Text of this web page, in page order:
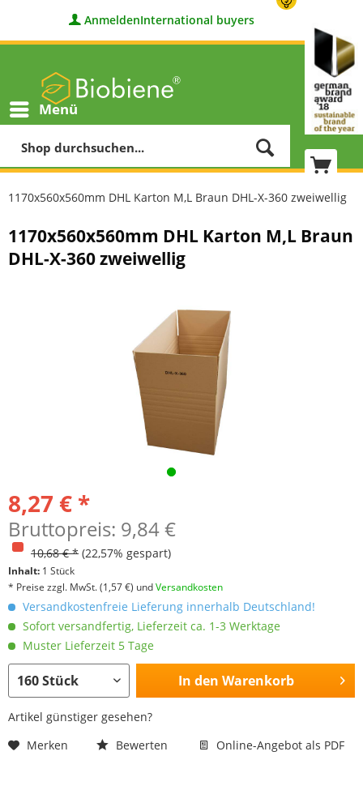
AnmeldenInternational buyers
Menü
1170x560x560mm DHL Karton M,L Braun DHL-X-360 zweiwellig
1170x560x560mm DHL Karton M,L Braun
DHL-X-360 zweiwellig
8,27 € *
Bruttopreis: 9,84 €
10,68 € * (22,57% gespart)
Inhalt: 1 Stück
* Preise zzgl. MwSt.(1,57 €) undVersandkosten
Versandkostenfreie Lieferung innerhalb Deutschland!
Sofort versandfertig, Lieferzeit ca. 1-3 Werktage
Muster Lieferzeit 5 Tage
In den Warenkorb
Artikel günstiger gesehen?
Merken
Bewerten Online-Angebot als PDF